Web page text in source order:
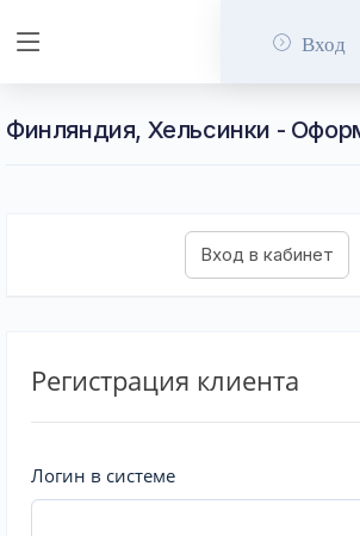
Вход
Финляндия, Хельсинки -
Регистрация клиента
Логин в системе